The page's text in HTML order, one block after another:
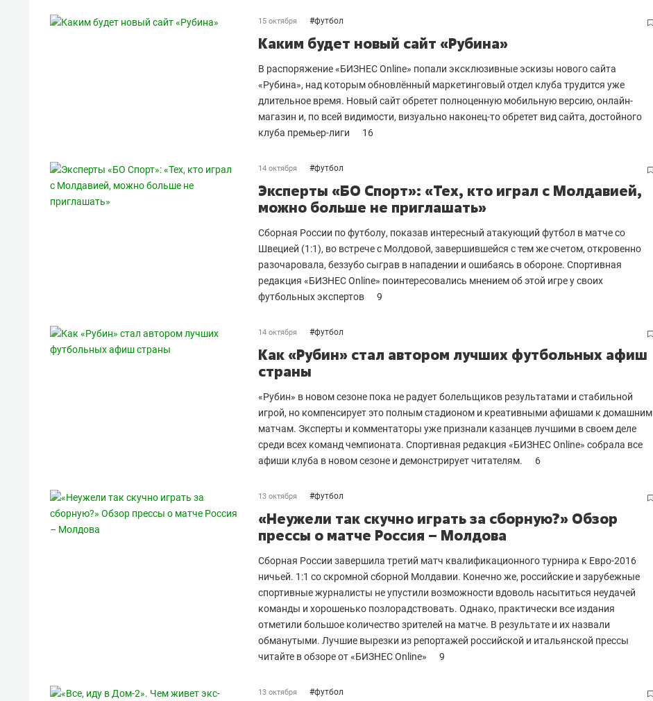
15 октября #футбол
Каким будет новый сайт «Рубина»
В распоряжение «БИЗНЕС Online» попали эксклюзивные эскизы нового сайта
«Рубина», над которым обновлённый маркетинговый отдел клуба трудится уже
длительное время. Новый сайт обретет полноценную мобильную версию, онлайн-
магазин и, по всей видимости, визуально наконец-то обретет вид сайта, достойного
клуба премьер-лиги
16
14 октября #футбол
Эксперты «БО Спорт»: «Тех, кто играл с Молдавией,
можно больше не приглашать»
Сборная России по футболу, показав интересный атакующий футбол в матче со
Швецией (1:1), во встрече с Молдовой, завершившейся с тем же счетом, откровенно
разочаровала, беззубо сыграв в нападении и ошибаясь в обороне. Спортивная
редакция «БИЗНЕС Online» поинтересовались мнением об этой игре у своих
футбольных экспертов
9
14 октября #футбол
Как «Рубин» стал автором лучших футбольных афиш
страны
«Рубин» в новом сезоне пока не радует болельщиков результатами и стабильной
игрой, но компенсирует это полным стадионом и креативными афишами к домашним
матчам. Эксперты и комментаторы уже признали казанцев лучшими в своем деле
среди всех команд чемпионата. Спортивная редакция «БИЗНЕС Online» собрала все
афиши клуба в новом сезоне и демонстрирует читателям.
6
13 октября #футбол
«Неужели так скучно играть за сборную?» Обзор
прессы о матче Россия – Молдова
Сборная России завершила третий матч квалификационного турнира к Евро-2016
ничьей. 1:1 со скромной сборной Молдавии. Конечно же, российские и зарубежные
спортивные журналисты не упустили возможности вдоволь насытиться неудачей
команды и хорошенько позлорадствовать. Однако, практически все издания
отметили большое количество зрителей на матче. В результате и их назвали
обманутыми. Лучшие вырезки из репортажей российской и итальянской прессы
читайте в обзоре от «БИЗНЕС Online»
9
13 октября #футбол
25 лучших волейболисток в
истории России:
Артамонова-Эстес –
первая, Гамова – только